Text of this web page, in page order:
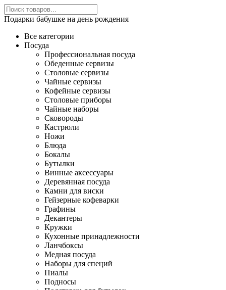
Подарки бабушке на день рождения
Все категории
Посуда
Профессиональная посуда
Обеденные сервизы
Столовые сервизы
Чайные сервизы
Кофейные сервизы
Столовые приборы
Чайные наборы
Сковороды
Кастрюли
Ножи
Блюда
Бокалы
Бутылки
Винные аксессуары
Деревянная посуда
Камни для виски
Гейзерные кофеварки
Графины
Декантеры
Кружки
Кухонные принадлежности
Ланчбоксы
Медная посуда
Наборы для специй
Пиалы
Подносы